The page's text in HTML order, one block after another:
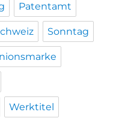
Patentamt
Sonntag
Werktitel